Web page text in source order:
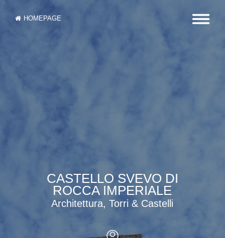
HOMEPAGE
CASTELLO SVEVO DI
ROCCA IMPERIALE
Architettura, Torri & Castelli